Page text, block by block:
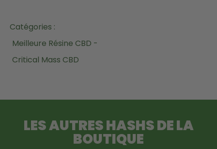
Catégories :
Meilleure Résine CBD -
Critical Mass CBD
LES AUTRES HASHS DE LA
BOUTIQUE